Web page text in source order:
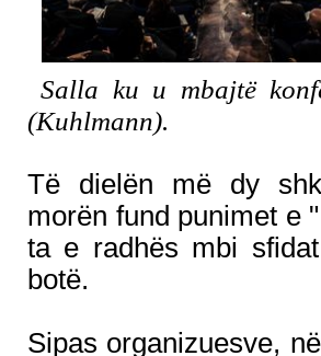
Salla ku u mbajtë
(Kuhlmann).
Të dielën më dy
morën fund punimet e
ta e radhës mbi
botë.
Sipas organizuesve,